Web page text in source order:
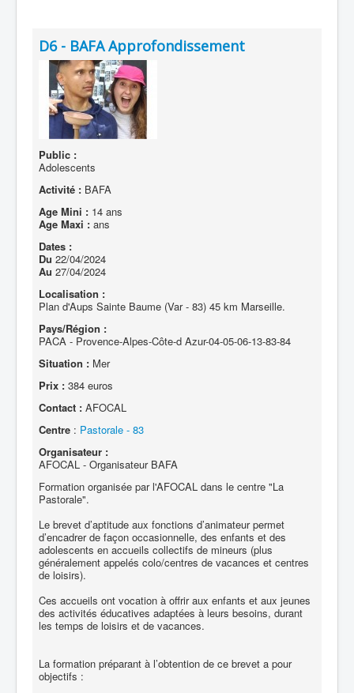
D6 - BAFA Approfondissement
Public :
Adolescents
Activité : BAFA
Age Mini : 14 ans
Age Maxi : ans
Dates :
Du 22/04/2024
Au 27/04/2024
Localisation :
Plan d'Aups Sainte Baume (Var - 83) 45 km Marseille.
Pays/Région :
PACA - Provence-Alpes-Côte-d Azur-04-05-06-13-83-84
Situation : Mer
Prix : 384 euros
Contact : AFOCAL
Centre : Pastorale - 83
Organisateur :
AFOCAL - Organisateur BAFA
Formation organisée par l'AFOCAL dans le centre "La
Pastorale".
Le brevet d’aptitude aux fonctions d’animateur permet
d’encadrer de façon occasionnelle, des enfants et des
adolescents en accueils collectifs de mineurs (plus
généralement appelés colo/centres de vacances et centres
de loisirs).
Ces accueils ont vocation à offrir aux enfants et aux jeunes
des activités éducatives adaptées à leurs besoins, durant
les temps de loisirs et de vacances.
La formation préparant à l’obtention de ce brevet a pour
objectifs :